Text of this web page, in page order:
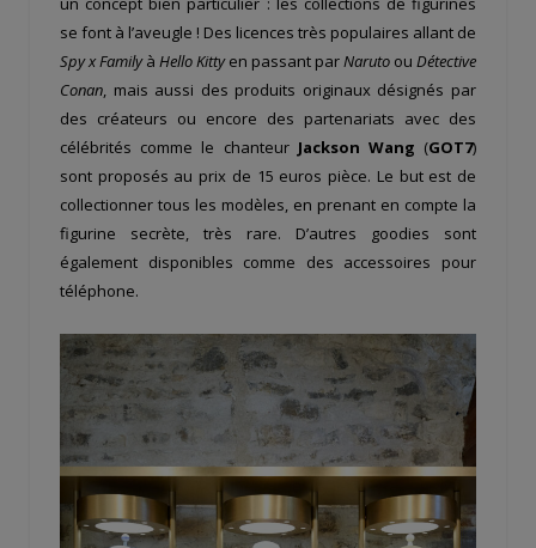
se font à l’aveugle ! Des licences très populaires allant de
Spy x Familyà Hello Kittyen passant parNaruto ou Détective
Conan, mais aussi des produits originaux désignés par
des créateurs ou encore des partenariats avec des
célébrités comme le chanteur Jackson Wang (GOT7)
sont proposés au prix de 15 euros pièce. Le but est de
collectionner tous les modèles, en prenant en compte la
figurine secrète, très rare. D’autres goodies sont
également disponibles comme des accessoires pour
téléphone.